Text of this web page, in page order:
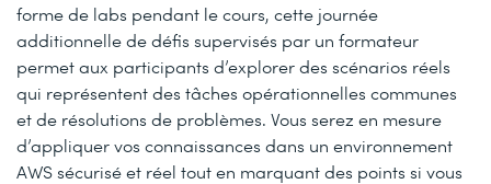
forme de labs pendant le cours, cette journée
additionnelle de défis supervisés par un formateur
permet aux participants d’explorer des scénarios réels
qui représentent des tâches opérationnelles communes
et de résolutions de problèmes. Vous serez en mesure
d’appliquer vos connaissances dans un environnement
AWS sécurisé et réel tout en marquant des points si vous